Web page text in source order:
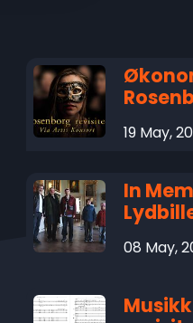
19 May,
In
08 May,